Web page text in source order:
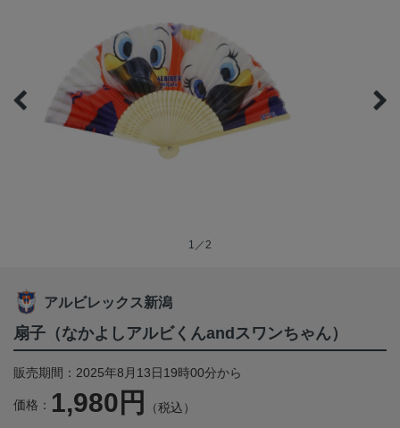
1／2
アルビレックス新潟
扇子（なかよしアルビくんandスワンちゃん）
販売期間：2025年8月13日19時00分から
価格： 1,980円 （税込）